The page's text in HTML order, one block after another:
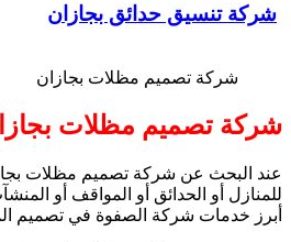
شركة تنسيق حدائق بجازان
شركة تصميم مظلات بجازان
شركة تصميم مظلات
عند البحث عن شركة تصميم مظلات
للمنازل أو الحدائق أو المواقف أو
أبرز خدمات شركة الصفوة في تصميم